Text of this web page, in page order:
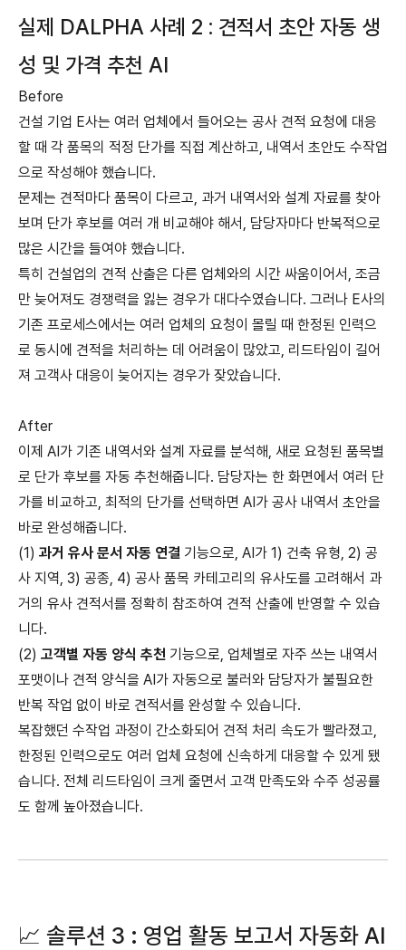
실제 DALPHA 사례 2 : 견적서 초안 자동 생
성 및 가격 추천 AI
Before
건설 기업 E사는 여러 업체에서 들어오는 공사 견적 요청에 대응
할 때 각 품목의 적정 단가를 직접 계산하고, 내역서 초안도 수작업
으로 작성해야 했습니다.
문제는 견적마다 품목이 다르고, 과거 내역서와 설계 자료를 찾아
보며 단가 후보를 여러 개 비교해야 해서, 담당자마다 반복적으로
많은 시간을 들여야 했습니다.
특히 건설업의 견적 산출은 다른 업체와의 시간 싸움이어서, 조금
만 늦어져도 경쟁력을 잃는 경우가 대다수였습니다. 그러나 E사의
기존 프로세스에서는 여러 업체의 요청이 몰릴 때 한정된 인력으
로 동시에 견적을 처리하는 데 어려움이 많았고, 리드타임이 길어
져 고객사 대응이 늦어지는 경우가 잦았습니다.
After
이제 AI가 기존 내역서와 설계 자료를 분석해, 새로 요청된 품목별
로 단가 후보를 자동 추천해줍니다. 담당자는 한 화면에서 여러 단
가를 비교하고, 최적의 단가를 선택하면 AI가 공사 내역서 초안을
바로 완성해줍니다.
(1) 과거 유사 문서 자동 연결 기능으로, AI가 1) 건축 유형, 2) 공
사 지역, 3) 공종, 4) 공사 품목 카테고리의 유사도를 고려해서 과
거의 유사 견적서를 정확히 참조하여 견적 산출에 반영할 수 있습
니다.
(2) 고객별 자동 양식 추천 기능으로, 업체별로 자주 쓰는 내역서
포맷이나 견적 양식을 AI가 자동으로 불러와 담당자가 불필요한
반복 작업 없이 바로 견적서를 완성할 수 있습니다.
복잡했던 수작업 과정이 간소화되어 견적 처리 속도가 빨라졌고,
한정된 인력으로도 여러 업체 요청에 신속하게 대응할 수 있게 됐
습니다. 전체 리드타임이 크게 줄면서 고객 만족도와 수주 성공률
도 함께 높아졌습니다.
📈 솔루션 3 : 영업 활동 보고서 자동화 AI